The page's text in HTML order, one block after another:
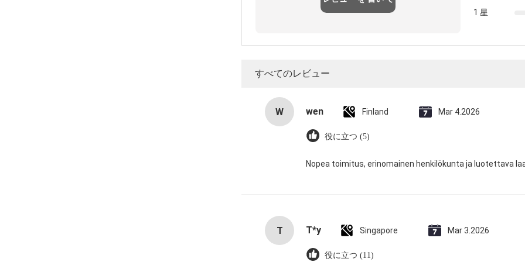
1 星
すべてのレビュー
W wen Finland Mar 4.2026
役に立つ (5)
Nopea toimitus, erinomainen henkilökunta ja luotettava
T T*y Singapore Mar 3.2026
役に立つ (11)